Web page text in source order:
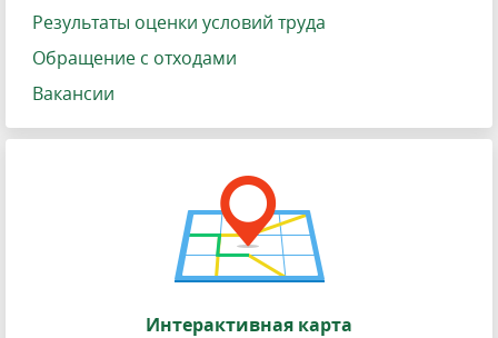
Результаты оценки условий труда
Обращение с отходами
Вакансии
Интерактивная карта